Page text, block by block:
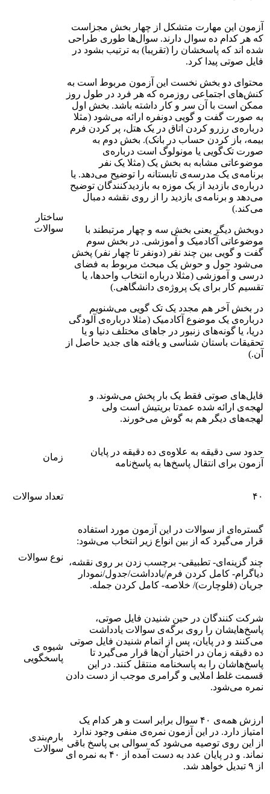
آزمون این مهارت متشکل از چهار بخش مجزاست
که هر کدام ده سوال دارند. سوال‌ها طوری طراحی
شده اند که پاسخشان را (تقریبا) به ترتیب بشود در
فایل صوتی پیدا کرد.
محتوای دو بخش نخست این آزمون مربوط است به
کنش‌های اجتماعی روزمره که هر فرد در طول روز
ممکن است با آن سر و کار داشته باشد. بخش اول
به صورت گفت و گویی دونفره ارائه می‌شود (مثلا
درباره‌ی رزرو کردن اتاق در یک هتل، پر کردن فرم
بیمه، باز کردن حساب در بانک). بخش دوم به
صورت تک‌گویی یا مونولوگ است درباره‌ی
موضوعاتی مشابه به بخش یک (مثلا یک نفر
برنامه‌ی یک مدرسه‌ی تابستانه را توضیح می‌دهد. یا
درباره‌ی بازدید از یک موزه به بازدیدکنندگان توضیح
می‌دهد و برنامه‌ی بازدید را از روی نقشه دمبال
می‌کند.)
دوبخش دیگر یعنی بخش سه و چهار مرتبطند با
موضوعاتی آکادمیک و آموزشی. در بخش سوم
گفت و گویی بین چند نفر (دونفر تا چهار نفر) پخش
می‌شود حول و حوش یک مبحث مربوط به فضای
درسی و آموزشی (مثلا درباره‌ انتخاب واحدها، یا
تقسیم کار برای یک پروژه‌ی دانشگاهی.)
در بخش آخر هم مجدد یک تک گویی می‌شنویم
درباره‌ی یک موضوع آکادمیک (مثلا درباره‌ی آلودگی
دریا، یا گونه‌های زنبور در جاهای مختلف دنیا و یا
تحقیقات باستان شناسی و یافته های جدید حاصل از
آن.)
فایل‌های صوتی فقط یک بار پخش می‌شوند. و
لهجه‌ی ارائه شده عمدتا بریتیش است ولی
لهجه‌های دیگر هم به گوش می‌خورند.
ساختار
سوالات
حدود سی دقیقه به علاوه‌ی ده دقیقه در پایان
آزمون برای انتقال پاسخ‌ها به پاسخ‌نامه
زمان
۴۰ تعداد سوالات
گستره‌ای از سوالات در این آزمون مورد استفاده
قرار می‌گیرد که از بین انواع زیر انتخاب می‌شود:
چند گزینه‌ای- تطبیقی- برچسب زدن بر روی نقشه،
دیاگرام- کامل کردن فرم/یادداشت/جدول/نمودار
جریان (فلوچارت)/ خلاصه- کامل کردن جمله.
نوع سوالات
شرکت کنندگان در حین شنیدن فایل صوتی،
پاسخ‌هایشان را روی برگه‌ی سوالات یادداشت
می‌کنند و در پایان، پس از اتمام شنیدن فایل صوتی
ده دقیقه زمان در اختیار آن‌ها قرار می‌گیرد تا
پاسخ‌هاشان را به پاسخنامه منتقل کنند. در این
قسمت غلط املایی و گرامری موجب از دست دادن
نمره می‌شود.
شیوه ی
پاسخگویی
ارزش همه‌ی ۴۰ سوال برابر است و هر کدام یک
امتیاز دارد. در این آزمون نمره‌ی منفی وجود ندارد
از این روی توصیه می‌شود که سوالی بی پاسخ باقی
نماند. و در پایان عدد به دست آمده از ۴۰ به نمره ای
از ۹ تبدیل خواهد شد.
بارم‌بندی
سوالات